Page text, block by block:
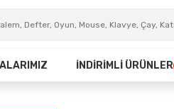
İNDİRİMLİ ÜRÜNLER